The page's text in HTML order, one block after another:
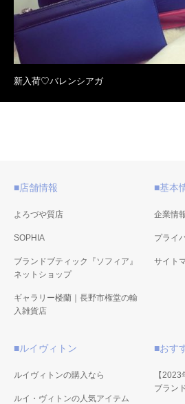
新入荷♡バレンシアガ
■店舗情報
よろづや質店
SOPHIA
ブランドブティック『ソフィア』
ネットショップ
ギャラリー楼蘭｜長野市権堂の輸
入雑貨店
■基本
企業情
プライ
サイト
■ルイヴィトン
ルイヴィトンの購入なら
ルイ・ヴィトンの人気アイテム
■おす
【
ブラン